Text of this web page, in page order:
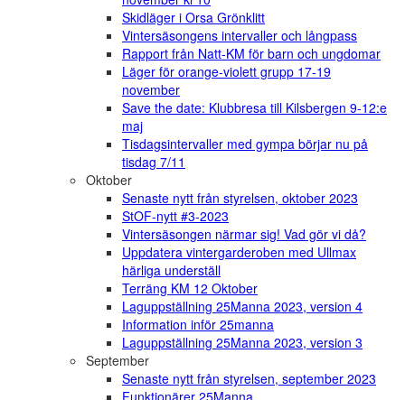
Skidläger i Orsa Grönklitt
Vintersäsongens intervaller och långpass
Rapport från Natt-KM för barn och ungdomar
Läger för orange-violett grupp 17-19
november
Save the date: Klubbresa till Kilsbergen 9-12:e
maj
Tisdagsintervaller med gympa börjar nu på
tisdag 7/11
Oktober
Senaste nytt från styrelsen, oktober 2023
StOF-nytt #3-2023
Vintersäsongen närmar sig! Vad gör vi då?
Uppdatera vintergarderoben med Ullmax
härliga underställ
Terräng KM 12 Oktober
Laguppställning 25Manna 2023, version 4
Information inför 25manna
Laguppställning 25Manna 2023, version 3
September
Senaste nytt från styrelsen, september 2023
Funktionärer 25Manna